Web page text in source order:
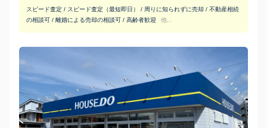
スピード査定 / スピード査定（最短即日） / 周りに知られずに売却 / 不動産相続
の相談可 / 離婚による売却の相談可 / 高齢者歓迎
他...